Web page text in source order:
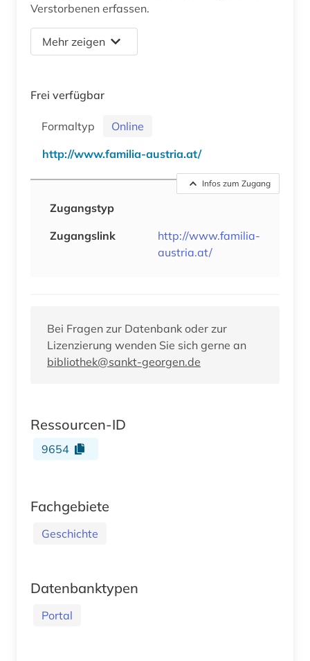
Verstorbenen erfassen.
Mehr zeigen
Frei verfügbar
Formaltyp
Online
http://www.familia-austria.at/
Infos zum Zugang
Zugangstyp
Zugangslink
http://www.familia-
austria.at/
Bei Fragen zur Datenbank oder zur
Lizenzierung wenden Sie sich gerne an
bibliothek@sankt-georgen.de
Ressourcen-ID
9654
Fachgebiete
Geschichte
Datenbanktypen
Portal